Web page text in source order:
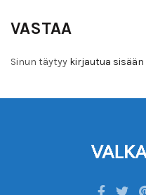
VASTAA
Sinun täytyy kirjautua sisään